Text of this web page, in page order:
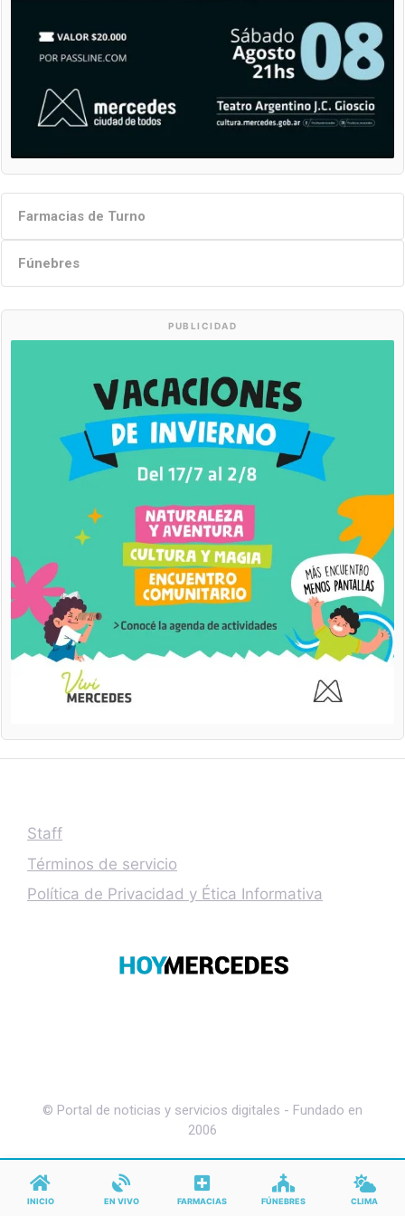
Farmacias de Turno
Fúnebres
PUBLICIDAD
Staff
Términos de servicio
Política de Privacidad y Ética Informativa
© Portal de noticias y servicios digitales - Fundado en
2006
INICIO EN VIVO FARMACIAS FÚNEBRES CLIMA